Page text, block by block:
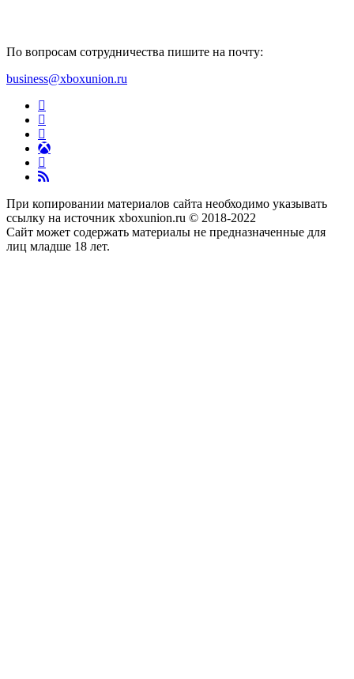
По вопросам сотрудничества пишите на почту:
business@xboxunion.ru
При копировании материалов сайта необходимо указывать
ссылку на источник xboxunion.ru © 2018-2022
Сайт может содержать материалы не предназначенные для
лиц младше 18 лет.